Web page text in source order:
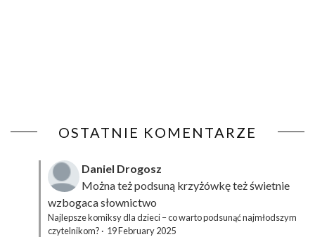
OSTATNIE KOMENTARZE
Daniel Drogosz
Można też podsuną krzyżówkęteż świetnie
wzbogaca słownictwo
Najlepsze komiksy dla dzieci – co warto podsunąć najmłodszym
czytelnikom? · 19 February 2025